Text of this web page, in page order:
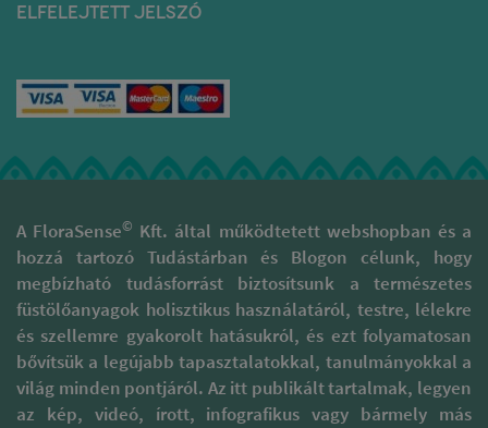
ELFELEJTETT JELSZÓ
A FloraSense© Kft. által működtetett webshopban és a
hozzá tartozó Tudástárban és Blogon célunk, hogy
megbízható tudásforrást biztosítsunk a természetes
füstölőanyagok holisztikus használatáról, testre, lélekre
és szellemre gyakorolt hatásukról, és ezt folyamatosan
bővítsük a legújabb tapasztalatokkal, tanulmányokkal a
világ minden pontjáról. Az itt publikált tartalmak, legyen
az kép, videó, írott, infografikus vagy bármely más